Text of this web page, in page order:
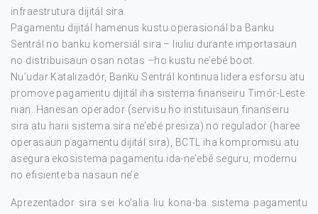
infraestrutura dijitál sira.
Pagamentu dijitál hamenus kustu operasionál ba Banku
Sentrál no banku komersiál sira – liuliu durante importasaun
no distribuisaun osan notas –ho kustu ne’ebé boot.
Nu’udar Katalizadór, Banku Sentrál kontinua lidera esforsu atu
promove pagamentu dijitál iha sistema finanseiru Timór-Leste
nian. Hanesan operador (servisu ho instituisaun finanseiru
sira atu harii sistema sira ne’ebé presiza) no regulador (haree
operasaun pagamentu dijitál sira), BCTL iha kompromisu atu
asegura ekosistema pagamentu ida-ne’ebé seguru, modernu
no efisiente ba nasaun ne’e.
Aprezentador sira sei ko’alia liu kona-ba sistema pagamentu